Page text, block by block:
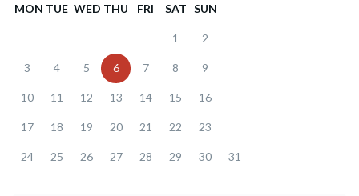
MON TUE WED THU FRI SAT SUN
1 2
3 4 5 6 7 8 9
10 11 12 13 14 15 16
17 18 19 20 21 22 23
24 25 26 27 28 29 30 31